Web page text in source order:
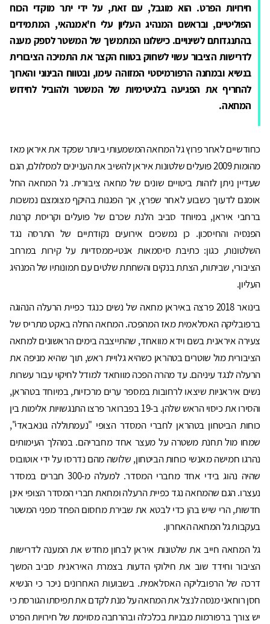
חירויות הפרט. הוא מוגבל, עם זאת, על ידי יתר מוקדי הכוח
הפוליטיים, ובראשם המנהיג העליון עלי ח'אמנהאי, המתמידים
בהתנגדותם לשינויים. כישלונו המתמשך של המשטר לספק מענה
לדרישות הציבור עשוי לשחוק בטווח הקצר את התמיכה הציבורית
בנשיא ובמחנה הרפורמיסטי המזוהה עימו, ובטווח הבינוני והארוך
להחריף את הפגיעה בלגיטימיות של המשטר ולהוביל לחידוש
המחאה.
כחודשיים לאחר פרוץ גל המחאה המשמעותי ביותר שפקד את איראן מאז
מהומות 2009 פועלים שלטונות איראן להשיב את העניינים למסלולם, הגם
שעדיין ניתן לזהות ביטויים שונים של מחאה ציבורית. גל המחאה החל
אומנם לדעוך כשבוע לאחר שפרץ, אך הפגנות בהיקף מצומצם נמשכות
ברחבי איראן, במיוחד סביב הלנת שכרם של פועלים וקריסת קרנות
הפנסיה והחיסכון. כן נמשכים אירועים נקודתיים של התרסה נגד
השלטונות, כגון: כתיבת סיסמאות אנטי-ממסדיות על קירות במרחב
הציבורי, שביתות, הצתת בנקים והשחתת שלטים עם תמונותיו של המנהיג
העליון.
בינואר 2018 פרצה באיראן מחאה של נשים כנגד כפיית הרעלה הנהוגה
ברפובליקה האסלאמית מאז המהפכה. המחאה החלה באקט מתריס של
צעירה איראנית בשם וידא מוואחד, שהתייצבה בימים הראשונים למחאה
הציבורית מול שוטרים בטהראן כשהיא גלויית ראש, תוך שהיא מניפה את
הרעלה לנגד עיניהם. עד מהרה הפכה מווחאד למודל לחיקוי עבור עשרות
נשים איראניות שיצאו לרחובות במספר ערים מרכזיות, במיוחד בטהראן,
והסירו את כיסוי הראש שלהן. ב-19 בפברואר פרצו התנגשויות אלימות בין
כוחות הביטחון בטהראן לחברי המסדר הצוּפי "נעמתוללה גונאבאדי",
שמחו מול תחנת משטרה על מעצר אחד מחבריהם. במהלך העימותים
נהרגו חמישה מאנשי כוחות הביטחון, שלושה מהם נדרסו על ידי אוטובוס
שהיה נהוג בידי אחד מחברי המסדר. למעלה מ-300 חברים במסדר
נעצרו. הגם שהמחאה נגד כפיית הרעלה ומחאת חברי המסדר הצוּפי אינן
חדשות, הרי שיש בהן כדי לבטא את שבירת מחסום הפחד מפני המשטר
בעקבות גל המחאה האחרון.
גל המחאה חייב את שלטונות איראן לבחון מחדש את המענה לדרישות
הציבור וחידד שוב את חילוקי הדעות בצמרת האיראנית סביב המשך
דרכה של הרפובליקה האסלאמית. בשבועות האחרונים ניכר כי הנשיא
חסן רוחאני מנסה לנצל את המחאה על מנת לקדם את תפיסתו הגורסת כי
יש צורך ברפורמות מבניות בכלכלה ובהרחבה מסוימת של חירויות הפרט